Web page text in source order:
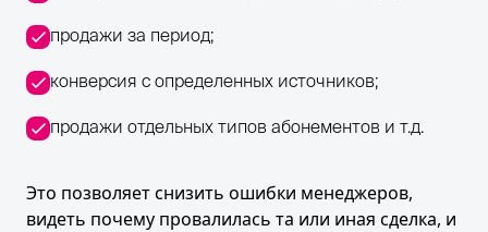
продажи за период;
конверсия с определенных источников;
продажи отдельных типов абонементов и т.д.
Это позволяет снизить ошибки менеджеров,
видеть почему провалилась та или иная сделка, и